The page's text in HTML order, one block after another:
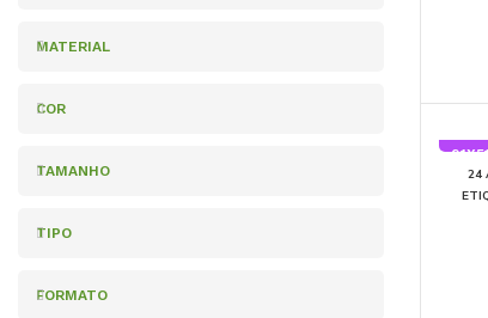
MATERIAL
COR
TAMANHO
TIPO
FORMATO
24